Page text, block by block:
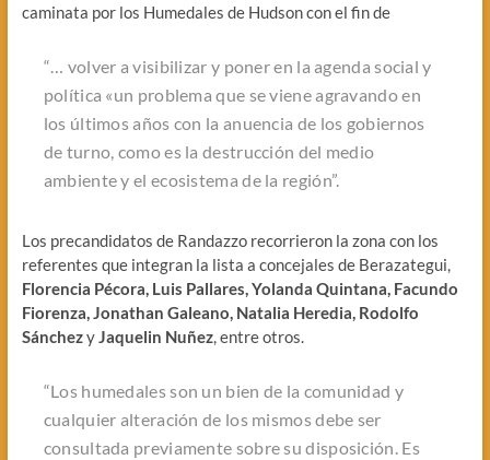
caminata por los Humedales de Hudson con el fin de
“… volver a visibilizar y poner en la agenda social y
política «un problema que se viene agravando en
los últimos años con la anuencia de los gobiernos
de turno, como es la destrucción del medio
ambiente y el ecosistema de la región”.
Los precandidatos de Randazzo recorrieron la zona con los
referentes que integran la lista a concejales de Berazategui,
Florencia Pécora, Luis Pallares, Yolanda Quintana, Facundo
Fiorenza, Jonathan Galeano, Natalia Heredia, Rodolfo
SánchezyJaquelin Nuñez, entre otros.
“Los humedales son un bien de la comunidad y
cualquier alteración de los mismos debe ser
consultada previamente sobre su disposición. Es